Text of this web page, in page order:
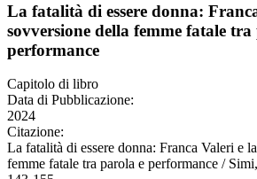
La fatalità di essere donna:
sovversione della femme fatale
performance
Capitolo di libro
Data di Pubblicazione:
2024
Citazione:
La fatalità di essere donna: Franca Valeri e
femme fatale tra parola e performance /